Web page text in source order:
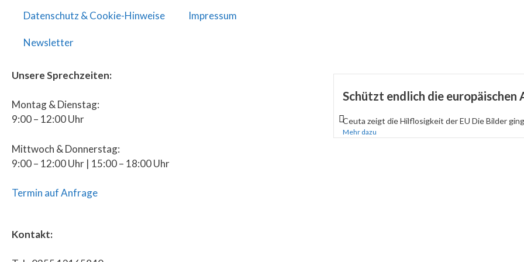
Datenschutz & Cookie-Hinweise Impressum
Newsletter
Unsere Sprechzeiten:
Montag & Dienstag:
9:00 – 12:00 Uhr
Mittwoch & Donnerstag:
9:00 – 12:00 Uhr | 15:00 – 18:00 Uhr
Termin auf Anfrage
Kontakt:
Schützt endlich die europäischen
Ceuta zeigt die Hilflosigkeit der EU Die Bilder
Mehr dazu